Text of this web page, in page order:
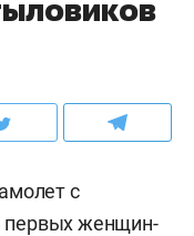
с
первых женщин-